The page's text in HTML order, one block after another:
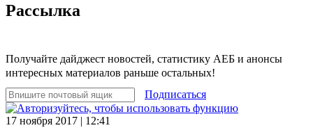
Рассылка
Получайте дайджест новостей, статистику АЕБ и анонсы
интересных материалов раньше остальных!
Подписаться
17 ноября 2017 | 12:41